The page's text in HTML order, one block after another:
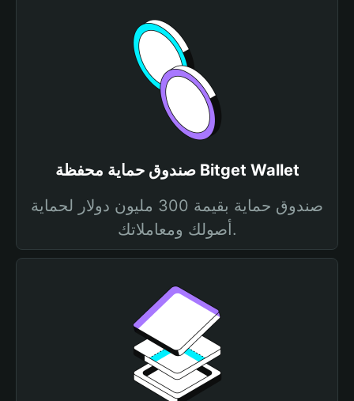
صندوق حماية محفظة Bitget Wallet
صندوق حماية بقيمة 300 مليون دولار لحماية
أصولك ومعاملاتك.